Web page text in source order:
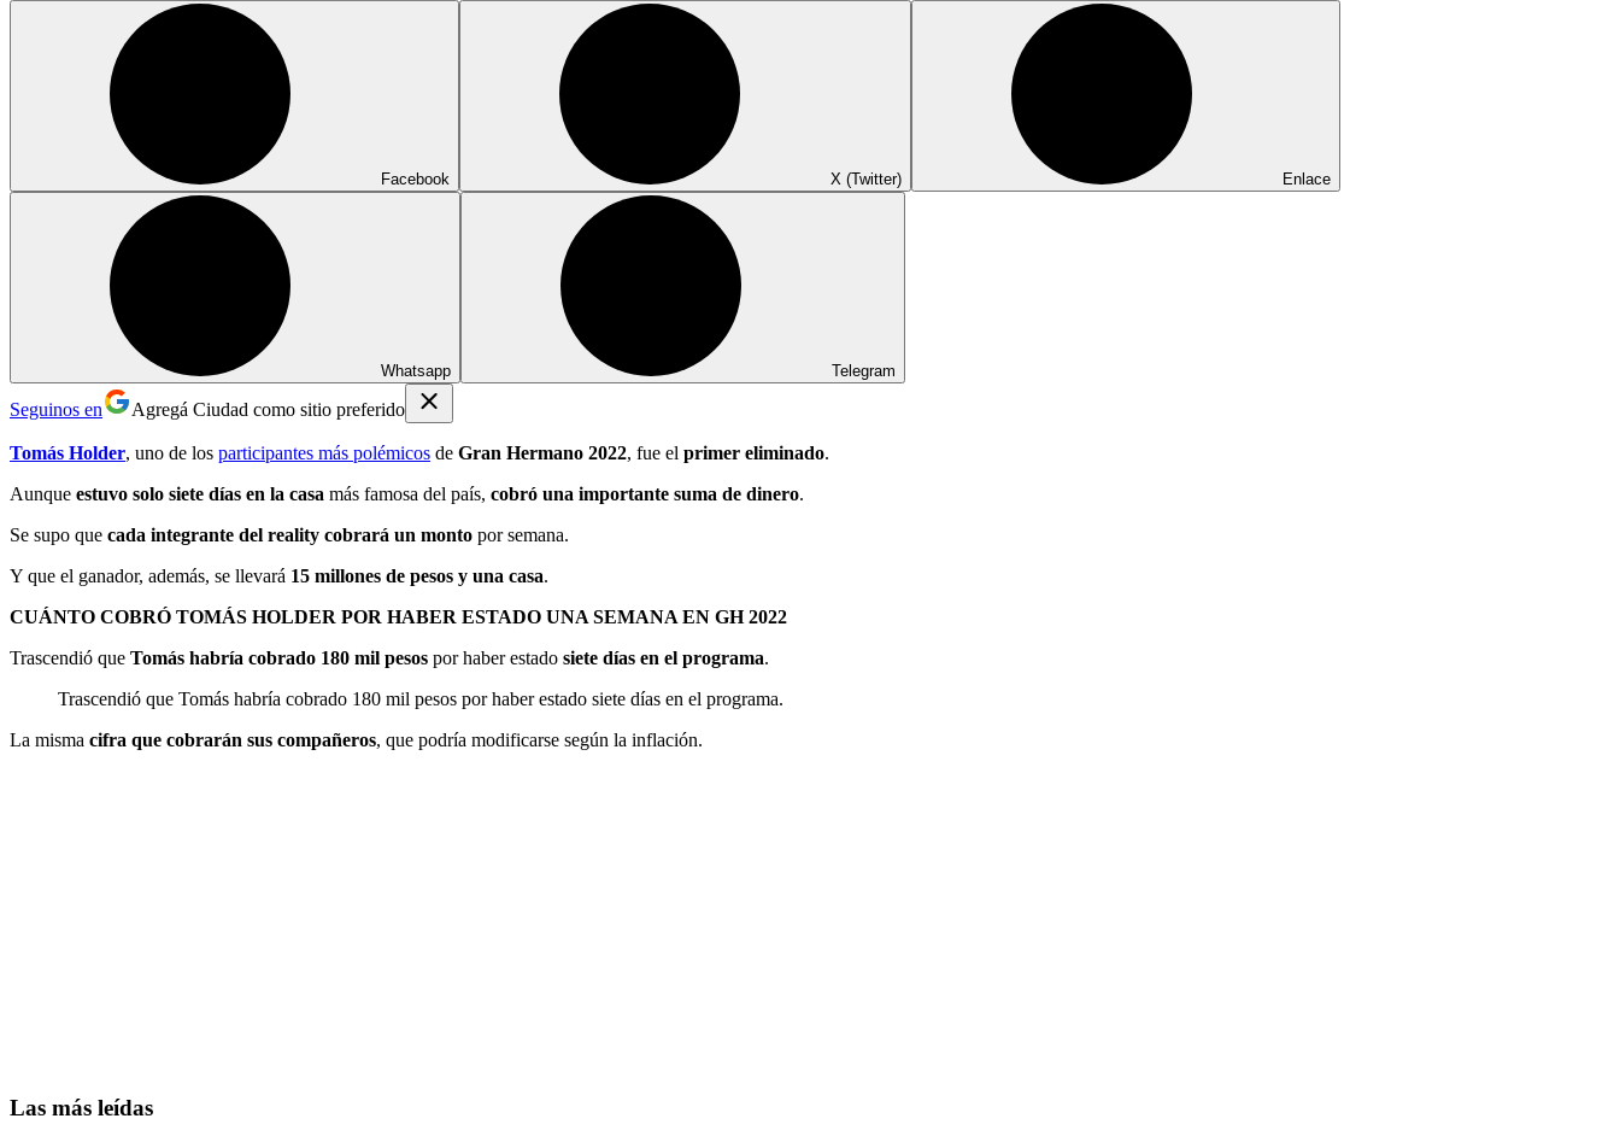
Facebook X (Twitter) Enlace
Whatsapp Telegram
Seguinos en Agregá Ciudad como sitio preferido
Tomás Holder, uno de los participantes más polémicos de Gran Hermano 2022, fue el primer eliminado.
Aunque estuvo solo siete días en la casa más famosa del país, cobró una importante suma de dinero.
Se supo que cada integrante del reality cobrará un monto por semana.
Y que el ganador, además, se llevará 15 millones de pesos y una casa.
CUÁNTO COBRÓ TOMÁS HOLDER POR HABER ESTADO UNA SEMANA EN GH 2022
Trascendió que Tomás habría cobrado 180 mil pesos por haber estado siete días en el programa.
Trascendió que Tomás habría cobrado 180 mil pesos por haber estado siete días en el programa.
La misma cifra que cobrarán sus compañeros, que podría modificarse según la inflación.
Las más leídas